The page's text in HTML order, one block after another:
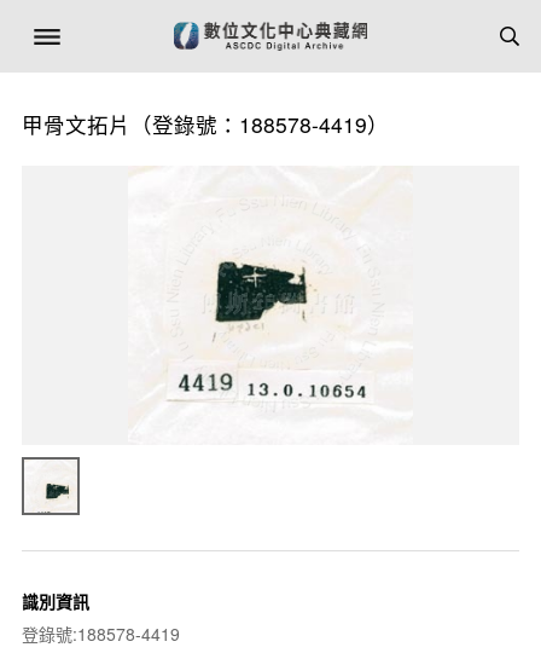
甲骨文拓片（登錄號：188578-4419）
識別資訊
登錄號:188578-4419